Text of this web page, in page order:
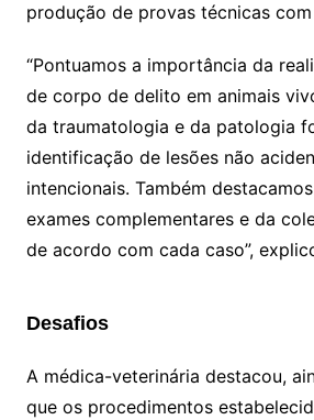
produção de provas técnicas
“Pontuamos a importância da
de corpo de delito em animais
da traumatologia e da patologia
identificação de lesões não
intencionais. Também
exames complementares e da
de acordo com cada caso”,
Desafios
A médica-veterinária destacou,
que os procedimentos